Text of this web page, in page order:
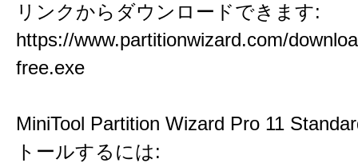
リンクからダウンロードできます:
https://www.partitionwizard.com/
free.exe
MiniTool Partition Wizard Pro 11
トールするには: